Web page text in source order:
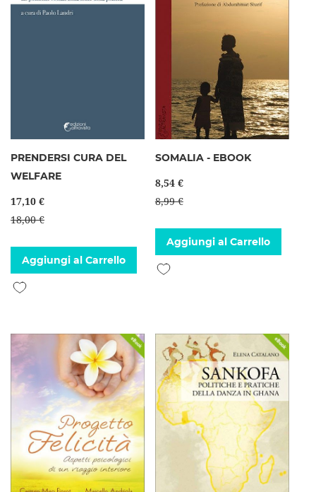
PRENDERSI CURA DEL
WELFARE
17,10 €
18,00 €
Aggiungi al Carrello
Aggiungi alla lista desideri
SOMALIA - EBOOK
8,54 €
8,99 €
Aggiungi al Carrello
Aggiungi alla lista desideri